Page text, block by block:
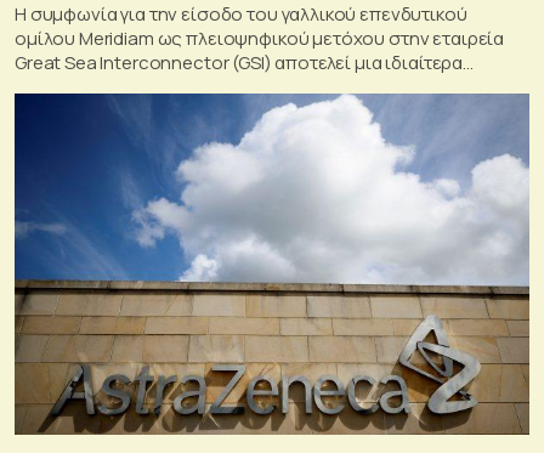
Η συμφωνία για την είσοδο του γαλλικού επενδυτικού
ομίλου Meridiam ως πλειοψηφικού μετόχου στην εταιρεία
Great Sea Interconnector (GSI) αποτελεί μια ιδιαίτερα
σημαντική εξέλιξη για την ηλεκτρική διασύνδεση Ελλάδας –